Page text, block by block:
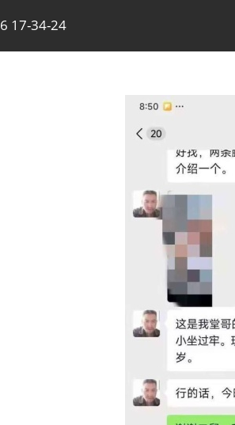
17-34-24